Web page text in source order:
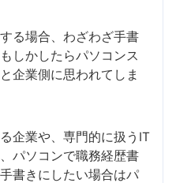
る場合、わざわざ手書
しかしたらパソコンス
企業側に思われてしま
企業や、専門的に扱うIT
パソコンで職務経歴書
書きにしたい場合はパ